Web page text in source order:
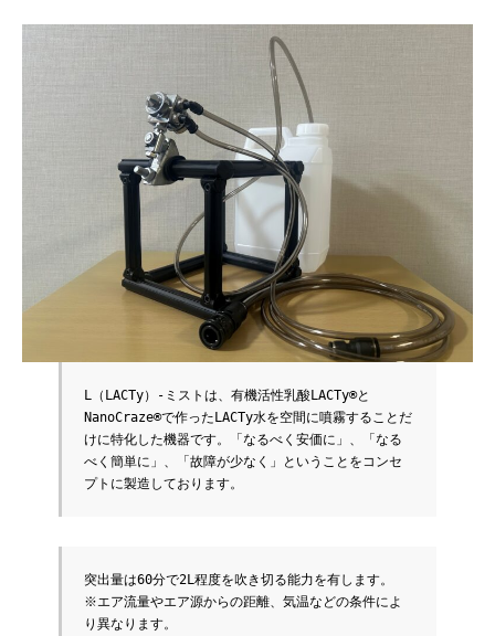
L（LACTy）-ミストは、有機活性乳酸LACTy®と
NanoCraze®で作ったLACTy水を空間に噴霧することだ
けに特化した機器です。「なるべく安価に」、「なる
べく簡単に」、「故障が少なく」ということをコンセ
プトに製造しております。
突出量は60分で2L程度を吹き切る能力を有します。
※エア流量やエア源からの距離、気温などの条件によ
り異なります。